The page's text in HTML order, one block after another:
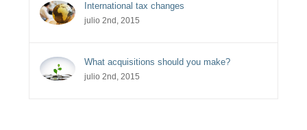
International tax changes
julio 2nd, 2015
What acquisitions should you make?
julio 2nd, 2015